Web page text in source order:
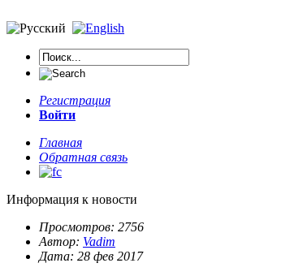
Регистрация
Войти
Главная
Обратная связь
Информация к новости
Просмотров: 2756
Автор: Vadim
Дата: 28 фев 2017